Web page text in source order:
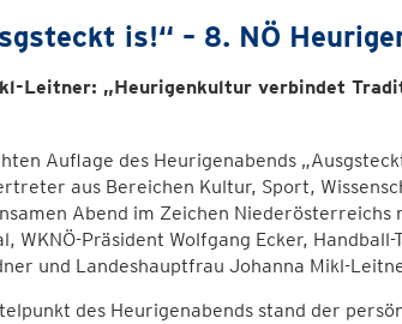
is!“ – 8. NÖ
Leitner: „Heurigenkultur verbindet
Auflage des Heurigenabends
aus Bereichen Kultur, Sport,
Abend im Zeichen
WKNÖ-Präsident Wolfgang Ecker,
und Landeshauptfrau Johanna Mikl-
des Heurigenabends stand der